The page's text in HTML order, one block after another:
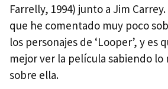
Farrelly, 1994) junto a Jim
que he comentado muy poco
los personajes de ‘Looper’, y es
mejor ver la película sabiendo lo
sobre ella.